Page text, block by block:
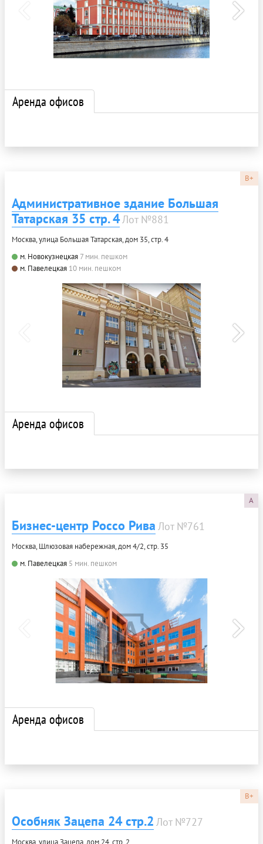
Аренда офисов
B+
Административное здание Большая
Татарская 35 стр. 4 Лот №881
Москва, улица Большая Татарская, дом 35, стр. 4
м. Новокузнецкая 7 мин. пешком
м. Павелецкая 10 мин. пешком
Аренда офисов
A
Бизнес-центр Россо Рива Лот №761
Москва, Шлюзовая набережная, дом 4/2, стр. 35
м. Павелецкая 5 мин. пешком
Аренда офисов
B+
Особняк Зацепа 24 стр.2 Лот №727